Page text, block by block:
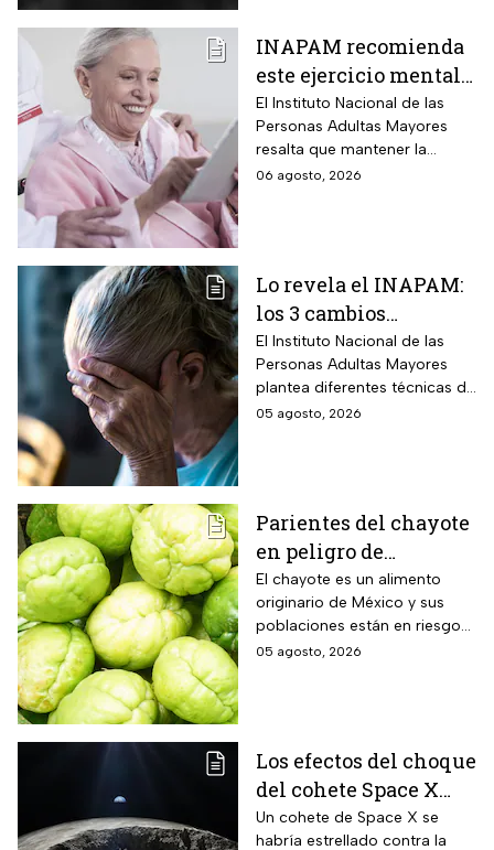
INAPAM recomienda
este ejercicio mental
para adultos mayores
5 veces a la semana
durante 3 meses para
mejorar la atención
El Instituto Nacional de las
Personas Adultas Mayores
resalta que mantener la
disciplina es la clave para
06 agosto, 2026
Lo revela el INAPAM:
los 3 cambios
silenciosos que sufre
tu cerebro de forma
natural al envejecer
El Instituto Nacional de las
Personas Adultas Mayores
plantea diferentes técnicas de
estimulación mental para
05 agosto, 2026
Parientes del chayote
en peligro de
extinción, advierte
Instituto de Ecología
El chayote es un alimento
originario de México y sus
poblaciones están en riesgo
de desaparecer a corto plazo
05 agosto, 2026
Los efectos del choque
del cohete Space X
contra la Luna
Un cohete de Space X se
habría estrellado contra la